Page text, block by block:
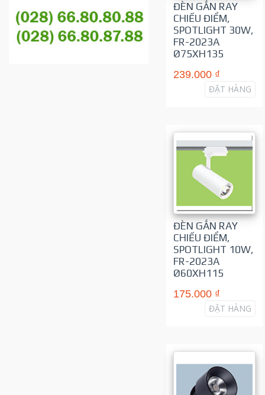
ĐÈN GẮN RAY
CHIẾU ĐIỂM,
SPOTLIGHT 30W,
FR-2023A
Ø75XH135
239.000 ₫
ĐẶT HÀNG
ĐÈN GẮN RAY
CHIẾU ĐIỂM,
SPOTLIGHT 10W,
FR-2023A
Ø60XH115
175.000 ₫
ĐẶT HÀNG